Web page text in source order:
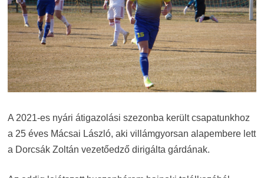
A 2021-es nyári átigazolási szezonba került csapatunkhoz
a 25 éves Mácsai László, aki villámgyorsan alapembere lett
a Dorcsák Zoltán vezetőedző dirigálta gárdának.